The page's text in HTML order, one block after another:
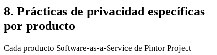
8. Prácticas de privacidad específicas
por producto
Cada producto Software-as-a-Service de Pintor Project